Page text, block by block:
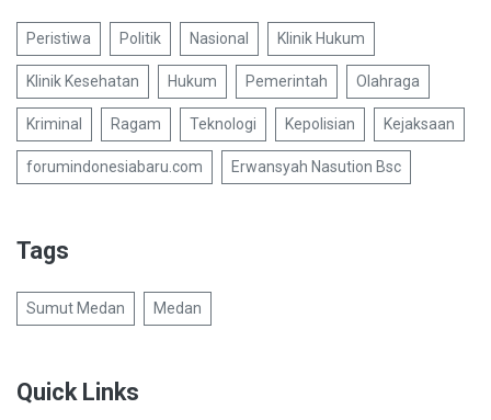
Peristiwa Politik Nasional Klinik Hukum
Klinik Kesehatan Hukum Pemerintah Olahraga
Kriminal Ragam Teknologi Kepolisian Kejaksaan
forumindonesiabaru.com Erwansyah Nasution Bsc
Tags
Sumut Medan Medan
Quick Links